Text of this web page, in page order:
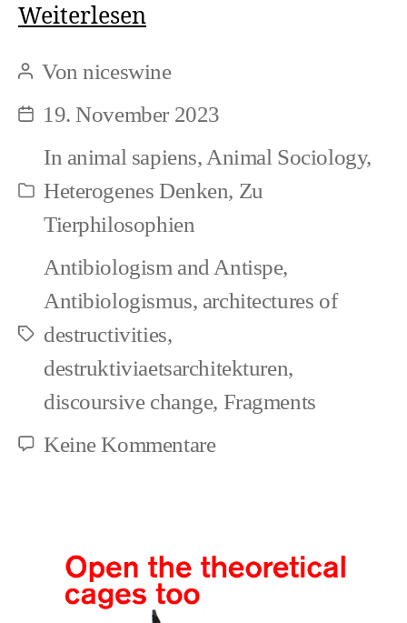
WeiterlesenThe
view
of
Animal
Rights
is
agenda
driven
Beitragsautor
Vonniceswine
Beitragsdatum
19. November 2023
Kategorien
In animal sapiens, Animal Sociology,
Heterogenes Denken, Zu
Tierphilosophien
Schlagwörter
Antibiologism and Antispe,
Antibiologismus, architectures of
destructivities,
destruktiviaetsarchitekturen,
discoursive change, Fragments
Keine Kommentarezu
of